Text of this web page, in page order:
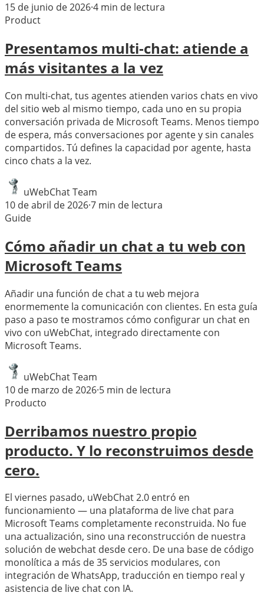
15 de junio de 2026·4 min de lectura
Product
Presentamos multi-chat: atiende a
más visitantes a la vez
Con multi-chat, tus agentes atienden varios chats en vivo
del sitio web al mismo tiempo, cada uno en su propia
conversación privada de Microsoft Teams. Menos tiempo
de espera, más conversaciones por agente y sin canales
compartidos. Tú defines la capacidad por agente, hasta
cinco chats a la vez.
uWebChat Team
10 de abril de 2026·7 min de lectura
Guide
Cómo añadir un chat a tu web con
Microsoft Teams
Añadir una función de chat a tu web mejora
enormemente la comunicación con clientes. En esta guía
paso a paso te mostramos cómo configurar un chat en
vivo con uWebChat, integrado directamente con
Microsoft Teams.
uWebChat Team
10 de marzo de 2026·5 min de lectura
Producto
Derribamos nuestro propio
producto. Y lo reconstruimos desde
cero.
El viernes pasado, uWebChat 2.0 entró en
funcionamiento — una plataforma de live chat para
Microsoft Teams completamente reconstruida. No fue
una actualización, sino una reconstrucción de nuestra
solución de webchat desde cero. De una base de código
monolítica a más de 35 servicios modulares, con
integración de WhatsApp, traducción en tiempo real y
asistencia de live chat con IA.